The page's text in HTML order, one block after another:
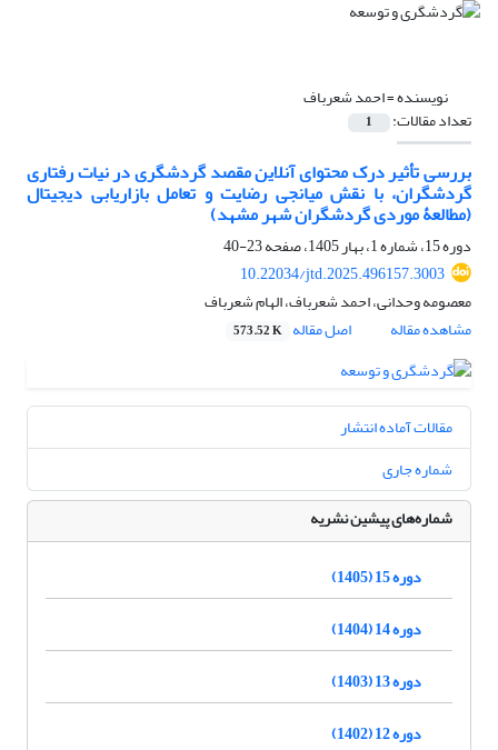
نویسنده =احمد شعرباف
تعداد مقالات: 1
بررسی تأثیر درک محتوای آنلاین مقصد گردشگری در نیات رفتاری
گردشگران، با نقش میانجی رضایت و تعامل بازاریابی دیجیتال
(مطالعۀ موردی گردشگران شهر مشهد)
دوره 15، شماره 1، بهار 1405، صفحه
23-40
10.22034/jtd.2025.496157.3003
معصومه وحدانی، احمد شعرباف، الهام شعرباف
مشاهده مقاله
اصل مقاله 573.52 K
مقالات آماده انتشار
شماره جاری
شماره‌های پیشین نشریه
دوره 15 (1405)
دوره 14 (1404)
دوره 13 (1403)
دوره 12 (1402)